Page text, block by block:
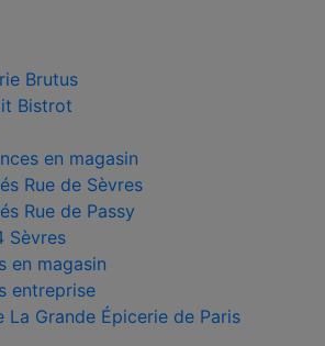
Brutus
Bistrot
en magasin
Rue de Sèvres
Rue de Passy
Sèvres
en magasin
entreprise
La Grande Épicerie de Paris